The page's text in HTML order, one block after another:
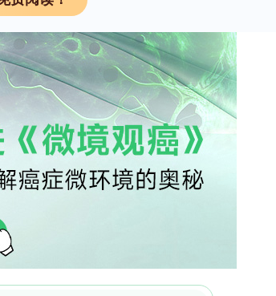
泡沫细胞，促进疾病进展。膜型I基质
酶，可降解细胞外基质（ECM）和非
，MMP14在动脉粥样硬化斑块中表
瘤形成并加重Apoe?/?小鼠的动脉粥样
粥样硬化病变的成年人，抑制成年个
人员开展本研究，旨在探讨成年小鼠
》。